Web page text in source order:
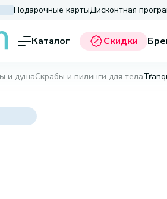
Подарочные картыДисконтная
Каталог Скидки
и душаСкрабы и пилинги для тела